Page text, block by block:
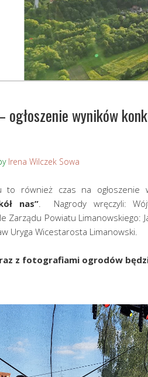
ogłoszenie wyników
Irena Wilczek Sowa
to również czas na ogłoszenie
nas”. Nagrody wręczyli:
Zarządu Powiatu Limanowskiego:
Uryga Wicestarosta Limanowski.
z fotografiami ogrodów